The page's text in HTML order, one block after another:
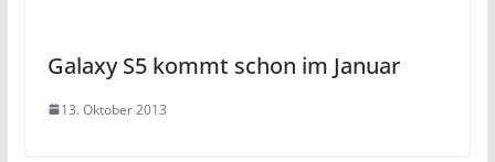
Galaxy S5 kommt schon im Januar
13. Oktober 2013